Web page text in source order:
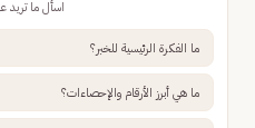
اسأل ما تريد
ما الفكرة الرئيسية للخبر؟
ما هي أبرز الأرقام والإحصاءات؟